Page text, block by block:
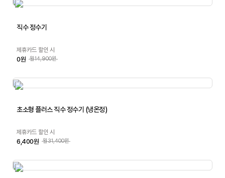
직수 정수기
제휴카드 할인 시
0원 월14,900원
초소형 플러스 직수 정수기 (냉온정)
제휴카드 할인 시
6,400원 월31,400원